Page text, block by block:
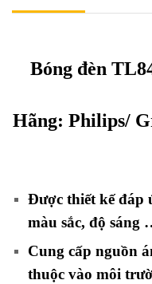
Bóng đèn
Hãng: Philips/
Được thiết kế đáp
màu sắc, độ sáng
Cung cấp nguồn
thuộc vào môi